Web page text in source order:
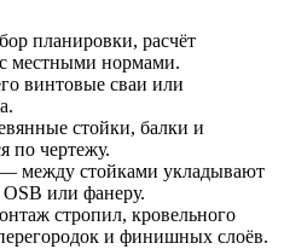
планировки, расчёт
с местными нормами.
винтовые сваи или
стойки, балки и
по чертежу.
между стойками укладывают
или фанеру.
стропил, кровельного
и финишных слоёв.